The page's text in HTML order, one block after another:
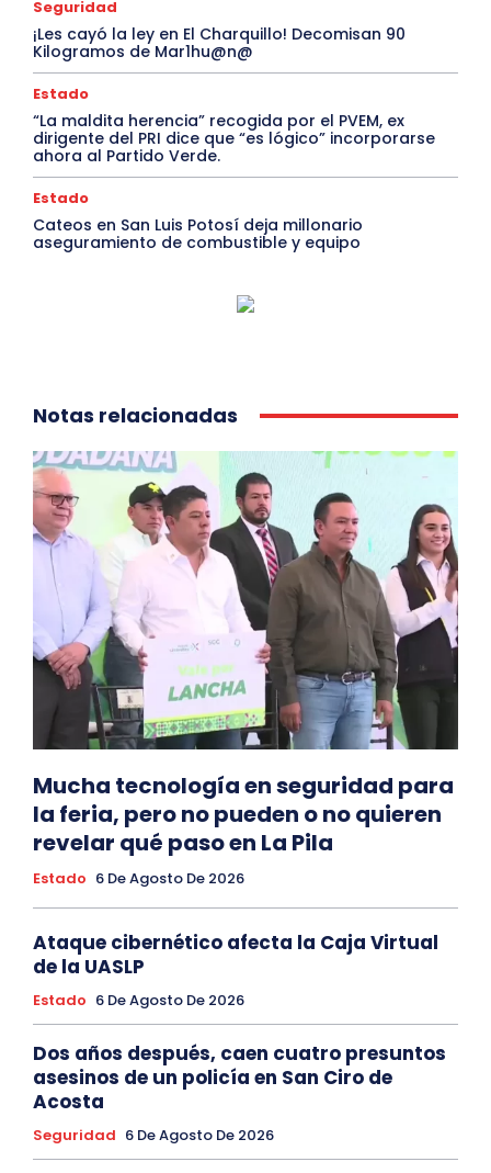
Seguridad
¡Les cayó la ley en El Charquillo! Decomisan 90
Kilogramos de Mar1hu@n@
Estado
“La maldita herencia” recogida por el PVEM, ex
dirigente del PRI dice que “es lógico” incorporarse
ahora al Partido Verde.
Estado
Cateos en San Luis Potosí deja millonario
aseguramiento de combustible y equipo
Notas relacionadas
Mucha tecnología en seguridad para
la feria, pero no pueden o no quieren
revelar qué paso en La Pila
Estado 6 De Agosto De 2026
Ataque cibernético afecta la Caja Virtual
de la UASLP
Estado 6 De Agosto De 2026
Dos años después, caen cuatro presuntos
asesinos de un policía en San Ciro de
Acosta
Seguridad 6 De Agosto De 2026